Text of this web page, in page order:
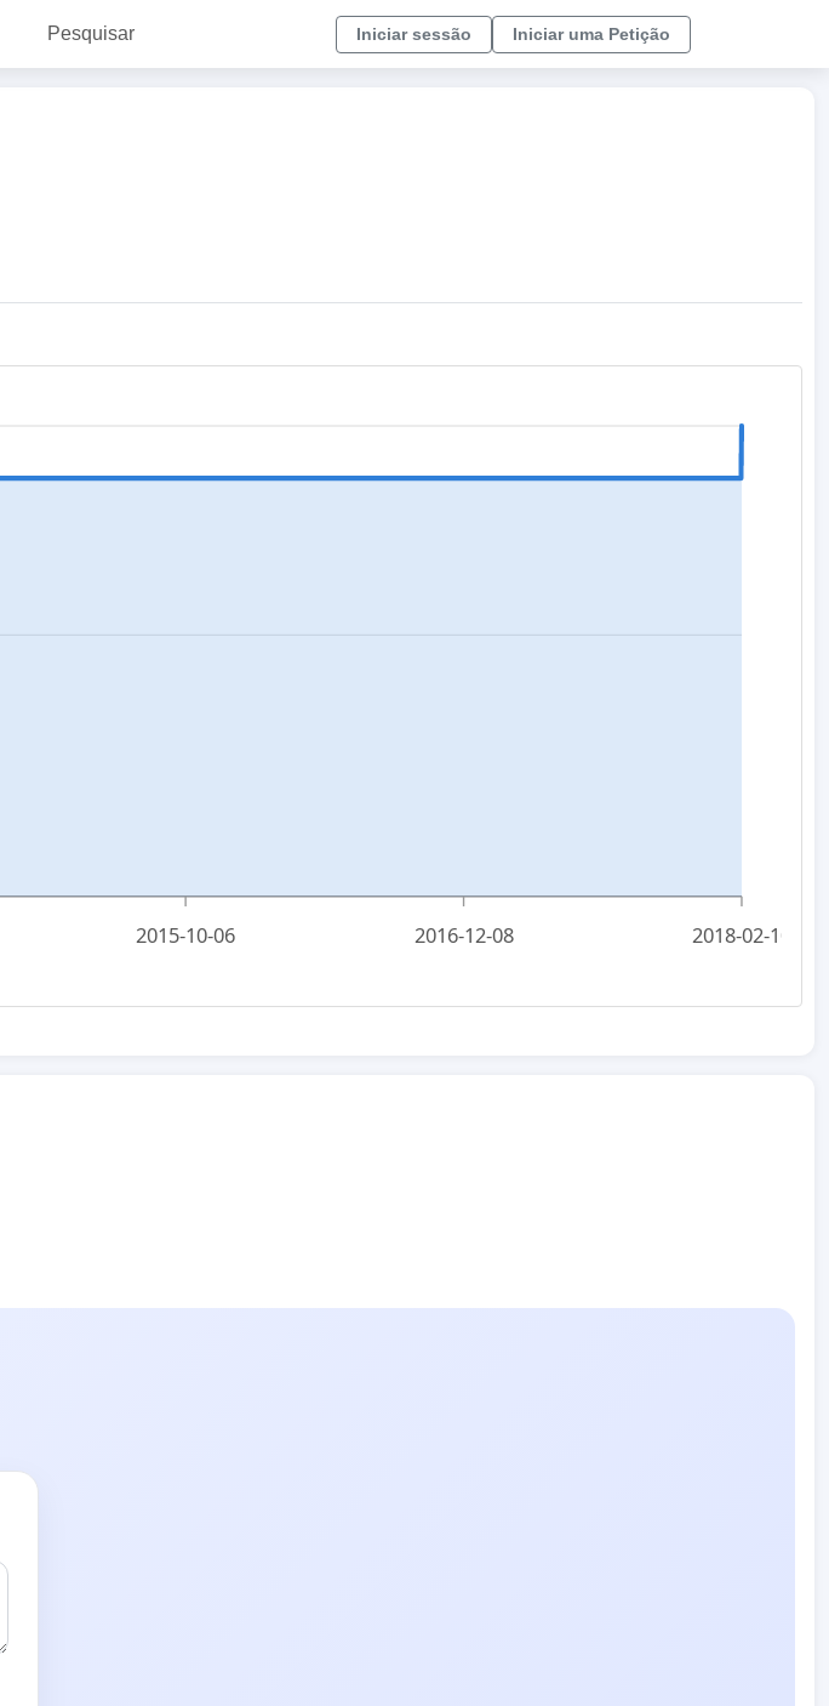
Pesquisar Iniciar sessão Iniciar uma Petição
2015-10-06 2016-12-08 2018-02-10